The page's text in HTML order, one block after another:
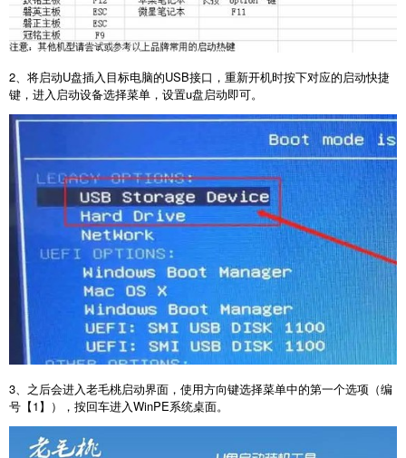
2、将启动U盘插入目标电脑的USB接口，重新开机时按下对应的启动快捷
键，进入启动设备选择菜单，设置u盘启动即可。
3 、之后会进入老毛桃启动界面，使用方向键选择菜单中的第一个选项（编
号【1】），按回车进入WinPE系统桌面。